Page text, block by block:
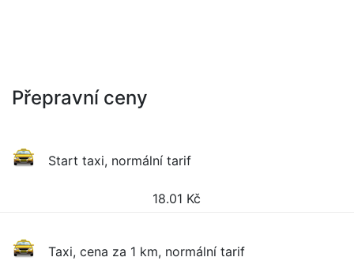
Přepravní ceny
Start taxi, normální tarif
18.01 Kč
Taxi, cena za 1 km, normální tarif